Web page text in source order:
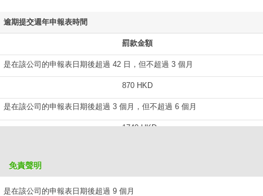
逾期提交週年申報表時間
罰款金額
是在該公司的申報表日期後超過 42 日，但不超過 3 個月
870 HKD
是在該公司的申報表日期後超過 3 個月，但不超過 6 個月
1740 HKD
是在該公司的申報表日期後超過 9 個月
免責聲明